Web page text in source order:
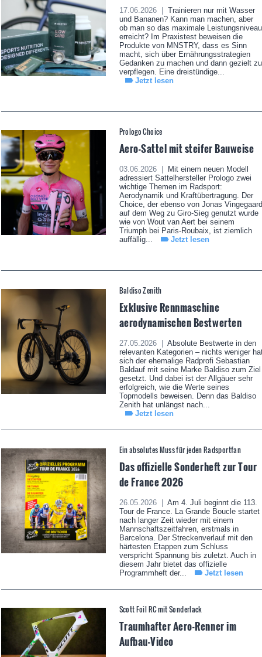
17.06.2026 |
Trainieren nur mit Wasser
und Bananen? Kann man machen, aber
ob man so das maximale Leistungsniveau
erreicht? Im Praxistest beweisen die
Produkte von MNSTRY, dass es Sinn
macht, sich über Ernährungsstrategien
Gedanken zu machen und dann gezielt zu
verpflegen. Eine dreistündige...
Jetzt lesen
Prologo Choice
Aero-Sattel mit steifer Bauweise
03.06.2026 |
Mit einem neuen Modell
adressiert Sattelhersteller Prologo zwei
wichtige Themen im Radsport:
Aerodynamik und Kraftübertragung. Der
Choice, der ebenso von Jonas Vingegaard
auf dem Weg zu Giro-Sieg genutzt wurde
wie von Wout van Aert bei seinem
Triumph bei Paris-Roubaix, ist ziemlich
auffällig...
Jetzt lesen
Baldiso Zenith
Exklusive Rennmaschine
aerodynamischen Bestwerten
27.05.2026 |
Absolute Bestwerte in den
relevanten Kategorien – nichts weniger
sich der ehemalige Radprofi Sebastian
Baldauf mit seine Marke Baldiso zum Ziel
gesetzt. Und dabei ist der Allgäuer sehr
erfolgreich, wie die Werte seines
Topmodells beweisen. Denn das Baldiso
Zenith hat unlängst nach...
Jetzt lesen
Ein absolutes Muss für jeden Radsportfan
Das offizielle Sonderheft zur Tour
de France 2026
26.05.2026 |
Am 4. Juli beginnt die 113.
Tour de France. La Grande Boucle startet
nach langer Zeit wieder mit einem
Mannschaftszeitfahren, erstmals in
Barcelona. Der Streckenverlauf mit den
härtesten Etappen zum Schluss
verspricht Spannung bis zuletzt. Auch in
diesem Jahr bietet das offizielle
Programmheft der...
Jetzt lesen
Scott Foil RC mit Sonderlack
Traumhafter Aero-Renner im
Aufbau-Video